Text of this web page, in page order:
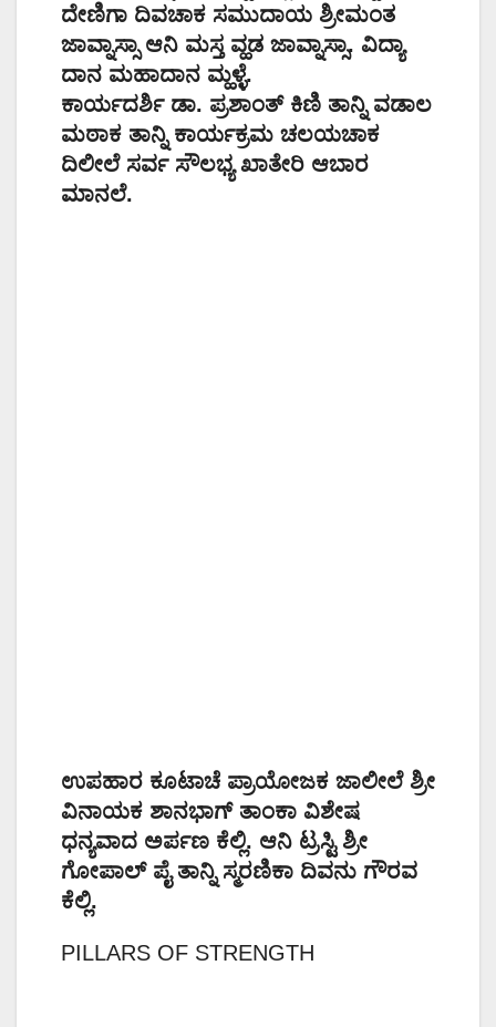
ದೇಣಿಗಾ ದಿವಚಾಕ ಸಮುದಾಯ ಶ್ರೀಮಂತ
ಜಾವ್ನಾಸ್ಸಾ ಆನಿ ಮಸ್ತ ವ್ಹಡ ಜಾವ್ನಾಸ್ಸಾ. ವಿದ್ಯಾ
ದಾನ ಮಹಾದಾನ ಮ್ಹಳ್ಳೆ.
ಕಾರ್ಯದರ್ಶಿ ಡಾ. ಪ್ರಶಾಂತ್ ಕಿಣಿ ತಾನ್ನಿ ವಡಾಲ
ಮಠಾಕ ತಾನ್ನಿ ಕಾರ್ಯಕ್ರಮ ಚಲಯಚಾಕ
ದಿಲೀಲೆ ಸರ್ವ ಸೌಲಭ್ಯ ಖಾತೇರಿ ಆಬಾರ
ಮಾನಲೆ.
ಉಪಹಾರ ಕೂಟಾಚೆ ಪ್ರಾಯೋಜಕ ಜಾಲೀಲೆ ಶ್ರೀ
ವಿನಾಯಕ ಶಾನಭಾಗ್ ತಾಂಕಾ ವಿಶೇಷ
ಧನ್ಯವಾದ ಅರ್ಪಣ ಕೆಲ್ಲಿ. ಆನಿ ಟ್ರಸ್ಟಿ ಶ್ರೀ
ಗೋಪಾಲ್ ಪೈ ತಾನ್ನಿ ಸ್ಮರಣಿಕಾ ದಿವನು ಗೌರವ
ಕೆಲ್ಲಿ.
PILLARS OF STRENGTH